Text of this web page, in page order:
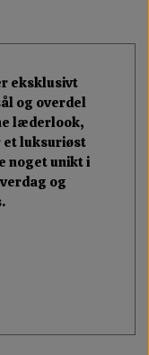
eksklusivt
og overdel
læderlook,
et luksuriøst
noget unikt i
og